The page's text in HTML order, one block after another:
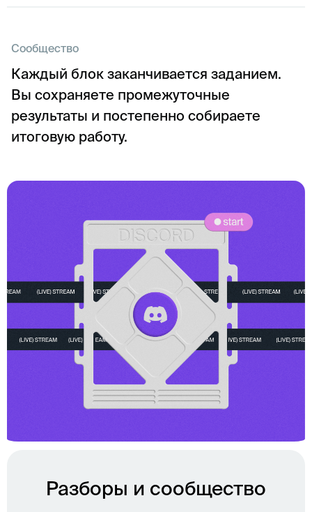
Сообщество
Каждый блок заканчивается заданием.
Вы сохраняете промежуточные
результаты и постепенно собираете
итоговую работу.
Разборы и сообщество